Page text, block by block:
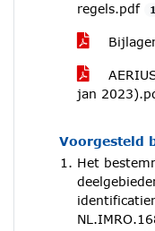
regels.pdf
jan
Voorgesteld
Het